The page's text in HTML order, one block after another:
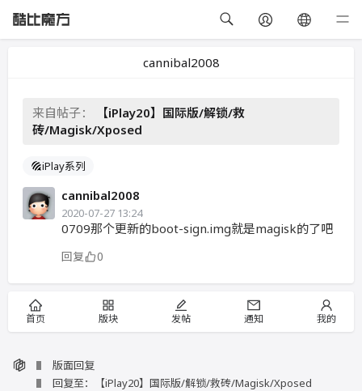
cannibal2008
来自帖子：
【iPlay20】国际版/解锁/救
砖/Magisk/Xposed
iPlay系列
cannibal2008
2020-07-27 13:24
0709那个更新的boot-sign.img就是magisk的了吧
回复 0
首页 版块 发帖 通知 我的
版面回复
回复至：【iPlay20】国际版/解锁/救砖/Magisk/Xposed